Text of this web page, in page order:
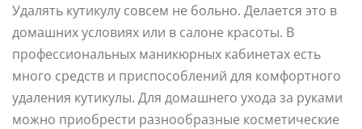
Удалять кутикулу совсем не больно. Делается это в
домашних условиях или в салоне красоты. В
профессиональных маникюрных кабинетах есть
много средств и приспособлений для комфортного
удаления кутикулы. Для домашнего ухода за руками
можно приобрести разнообразные косметические